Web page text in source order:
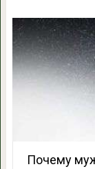
Почему